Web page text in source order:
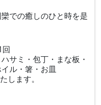
での癒しのひと時を是
1回
サミ・包丁・まな板・
ル・箸・お皿
します。